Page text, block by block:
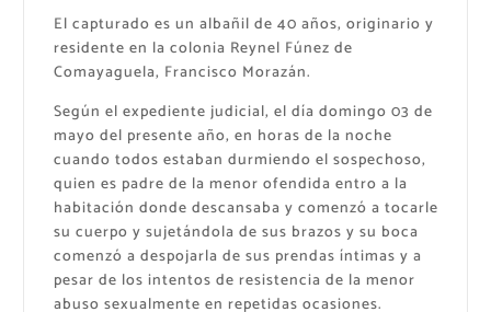
El capturado es un albañil de 40 años, originario y
residente en la colonia Reynel Fúnez de
Comayaguela, Francisco Morazán.
Según el expediente judicial, el día domingo 03 de
mayo del presente año, en horas de la noche
cuando todos estaban durmiendo el sospechoso,
quien es padre de la menor ofendida entro a la
habitación donde descansaba y comenzó a tocarle
su cuerpo y sujetándola de sus brazos y su boca
comenzó a despojarla de sus prendas íntimas y a
pesar de los intentos de resistencia de la menor
abuso sexualmente en repetidas ocasiones.